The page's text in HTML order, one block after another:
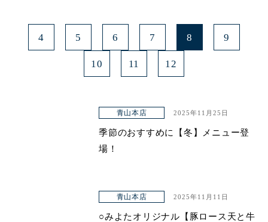
4 5 6 7 8 9
10 11 12
青山本店 2025年11月25日
季節のおすすめに【冬】メニュー登
場！
青山本店 2025年11月11日
○みよたオリジナル【豚ロース天と牛